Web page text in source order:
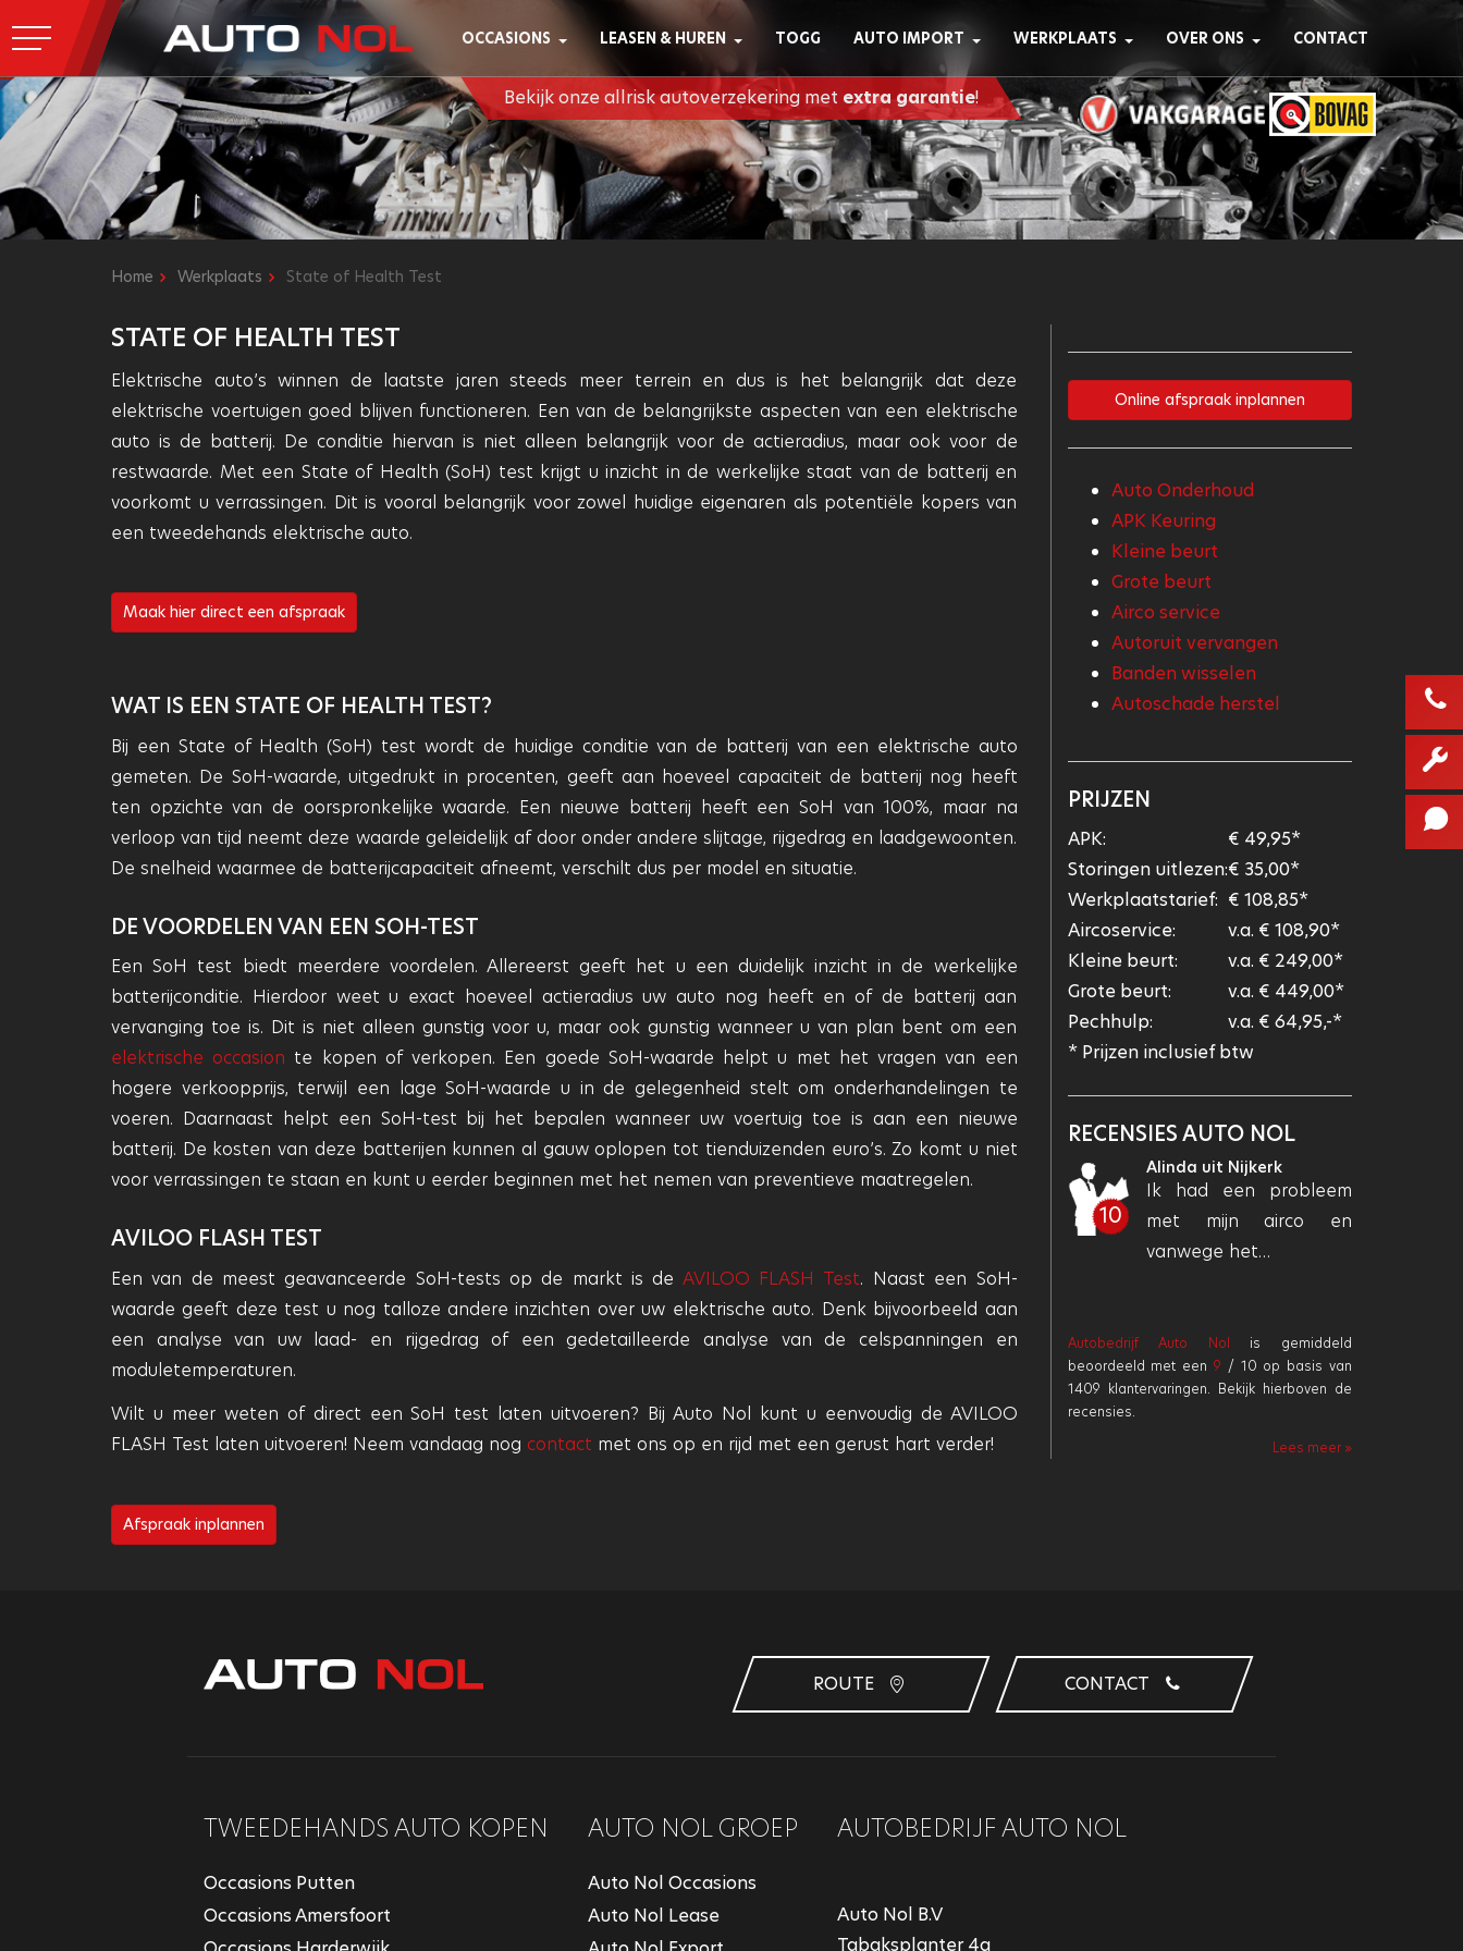
OCCASIONS LEASEN & HUREN TOGG AUTO IMPORT WERKPLAATS OVER ONS CONTACT
Bekijk onze allrisk autoverzekering met extra garantie!
Home Werkplaats State of Health Test
STATE OF HEALTH TEST
Elektrische auto’s winnen de laatste jaren steeds meer terrein en dus is het belangrijk dat deze
elektrische voertuigen goed blijven functioneren. Een van de belangrijkste aspecten van een elektrische
auto is de batterij. De conditie hiervan is niet alleen belangrijk voor de actieradius, maar ook voor de
restwaarde. Met een State of Health (SoH) test krijgt u inzicht in de werkelijke staat van de batterij en
voorkomt u verrassingen. Dit is vooral belangrijk voor zowel huidige eigenaren als potentiële kopers van
een tweedehands elektrische auto.
Maak hier direct een afspraak
WAT IS EEN STATE OF HEALTH TEST?
Bij een State of Health (SoH) test wordt de huidige conditie van de batterij van een elektrische auto
gemeten. De SoH-waarde, uitgedrukt in procenten, geeft aan hoeveel capaciteit de batterij nog heeft
ten opzichte van de oorspronkelijke waarde. Een nieuwe batterij heeft een SoH van 100%, maar na
verloop van tijd neemt deze waarde geleidelijk af door onder andere slijtage, rijgedrag en laadgewoonten.
De snelheid waarmee de batterijcapaciteit afneemt, verschilt dus per model en situatie.
DE VOORDELEN VAN EEN SOH-TEST
Een SoH test biedt meerdere voordelen. Allereerst geeft het u een duidelijk inzicht in de werkelijke
batterijconditie. Hierdoor weet u exact hoeveel actieradius uw auto nog heeft en of de batterij aan
vervanging toe is. Dit is niet alleen gunstig voor u, maar ook gunstig wanneer u van plan bent om een
elektrische occasion te kopen of verkopen. Een goede SoH-waarde helpt u met het vragen van een
hogere verkoopprijs, terwijl een lage SoH-waarde u in de gelegenheid stelt om onderhandelingen te
voeren. Daarnaast helpt een SoH-test bij het bepalen wanneer uw voertuig toe is aan een nieuwe
batterij. De kosten van deze batterijen kunnen al gauw oplopen tot tienduizenden euro’s. Zo komt u niet
voor verrassingen te staan en kunt u eerder beginnen met het nemen van preventieve maatregelen.
AVILOO FLASH TEST
Een van de meest geavanceerde SoH-tests op de markt is de AVILOO FLASH Test. Naast een SoH-
waarde geeft deze test u nog talloze andere inzichten over uw elektrische auto. Denk bijvoorbeeld aan
een analyse van uw laad- en rijgedrag of een gedetailleerde analyse van de celspanningen en
moduletemperaturen.
Wilt u meer weten of direct een SoH test laten uitvoeren? Bij Auto Nol kunt u eenvoudig de AVILOO
FLASH Test laten uitvoeren! Neem vandaag nog contact met ons op en rijd met een gerust hart verder!
Afspraak inplannen
Online afspraak inplannen
Auto Onderhoud
APK Keuring
Kleine beurt
Grote beurt
Airco service
Autoruit vervangen
Banden wisselen
Autoschade herstel
PRIJZEN
APK:
€ 49,95*
Storingen uitlezen:€ 35,00*
Werkplaatstarief: € 108,85*
Aircoservice:
v.a. € 108,90*
Kleine beurt:
v.a. € 249,00*
Grote beurt:
v.a. € 449,00*
Pechhulp:
v.a. € 64,95,-*
* Prijzen inclusief btw
RECENSIES AUTO NOL
10
Alinda uit Nijkerk
Ik had een probleem
met mijn airco en
vanwege het…
Autobedrijf Auto Nol is gemiddeld
beoordeeld met een 9 / 10 op basis van
1409 klantervaringen. Bekijk hierboven de
recensies.
Lees meer »
ROUTE CONTACT
TWEEDEHANDS AUTO KOPEN
Occasions Putten
Occasions Amersfoort
AUTO NOL GROEP
Auto Nol Occasions
Auto Nol Lease
AUTOBEDRIJF AUTO NOL
Auto Nol B.V
Tabaksplanter 4a